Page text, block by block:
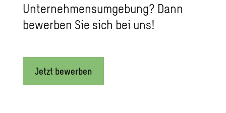
Unternehmensumgebung? Dann
bewerben Sie sich bei uns!
Jetzt bewerben